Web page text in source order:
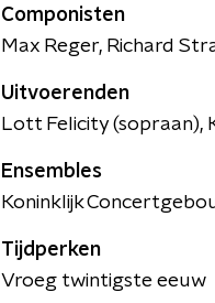
Componisten
Max Reger, Richard
Uitvoerenden
Lott Felicity (sopraan),
Ensembles
Koninklijk
Tijdperken
Vroeg twintigste eeuw